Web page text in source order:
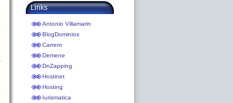
Links
Antonio Villamarin
BlogDominios
Carrero
Demene
DnZapping
Hostinet
Hosting
Iurismatica